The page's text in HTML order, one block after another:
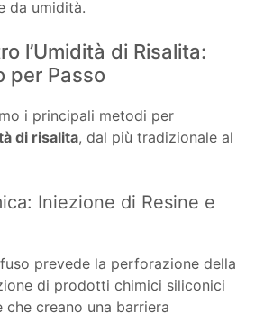
da umidità.
l’Umidità di Risalita:
per Passo
i principali metodi per
di risalita, dal più tradizionale al
Iniezione di Resine e
prevede la perforazione della
di prodotti chimici siliconici
che creano una barriera